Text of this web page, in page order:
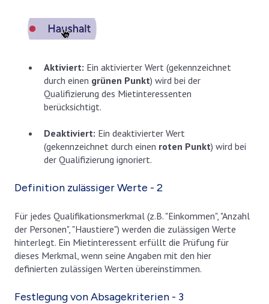
Aktiviert: Ein aktivierter Wert (gekennzeichnet
durch einen grünen Punkt) wird bei der
Qualifizierung des Mietinteressenten
berücksichtigt.
Deaktiviert: Ein deaktivierter Wert
(gekennzeichnet durch einen roten Punkt) wird bei
der Qualifizierung ignoriert.
Definition zulässiger Werte - 2
Für jedes Qualifikationsmerkmal (z.B. "Einkommen", "Anzahl
der Personen", "Haustiere") werden die zulässigen Werte
hinterlegt. Ein Mietinteressent erfüllt die Prüfung für
dieses Merkmal, wenn seine Angaben mit den hier
definierten zulässigen Werten übereinstimmen.
Festlegung von Absagekriterien - 3